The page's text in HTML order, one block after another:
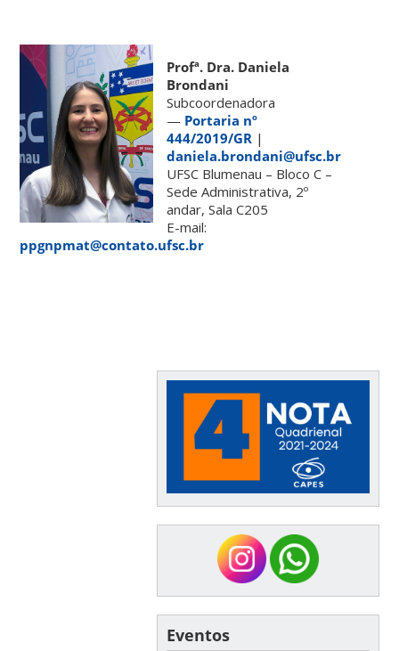
Profª. Dra. Daniela
Brondani
Subcoordenadora
— Portaria nº
444/2019/GR |
daniela.brondani@ufsc.br
UFSC Blumenau – Bloco C –
Sede Administrativa, 2º
andar, Sala C205
E-mail:
ppgnpmat@contato.ufsc.br
Eventos